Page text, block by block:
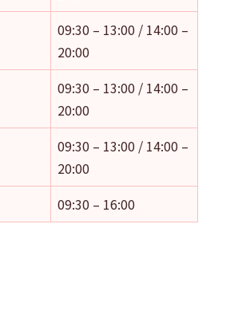
09:30 – 13:00 / 14:00 –
20:00
09:30 – 13:00 / 14:00 –
20:00
09:30 – 13:00 / 14:00 –
20:00
09:30 – 16:00